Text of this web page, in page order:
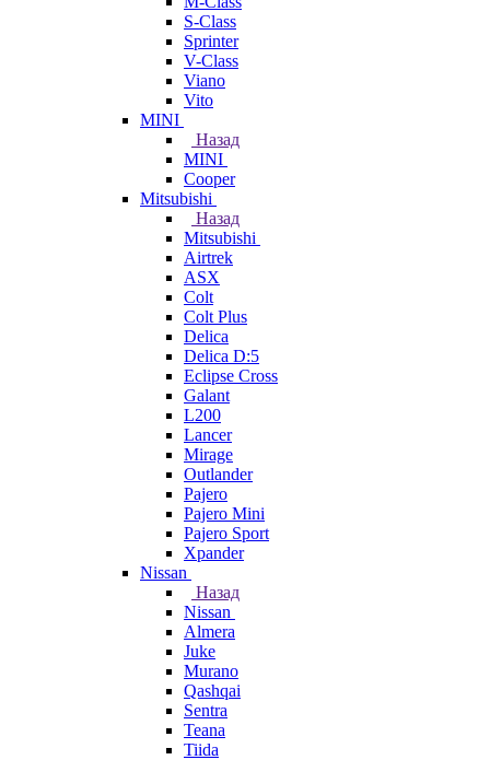
S-Class
Sprinter
V-Class
Viano
Vito
MINI
Назад
MINI
Cooper
Mitsubishi
Назад
Mitsubishi
Airtrek
ASX
Colt
Colt Plus
Delica
Delica D:5
Eclipse Cross
Galant
L200
Lancer
Mirage
Outlander
Pajero
Pajero Mini
Pajero Sport
Xpander
Nissan
Назад
Nissan
Almera
Juke
Murano
Qashqai
Sentra
Teana
Tiida